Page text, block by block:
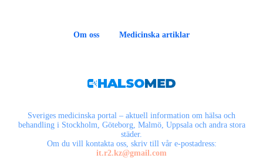
Om oss Medicinska artiklar
Sveriges medicinska portal – aktuell information om hälsa och
behandling i Stockholm, Göteborg, Malmö, Uppsala och andra stora
städer.
Om du vill kontakta oss, skriv till vår e-postadress:
it.r2.kz@gmail.com